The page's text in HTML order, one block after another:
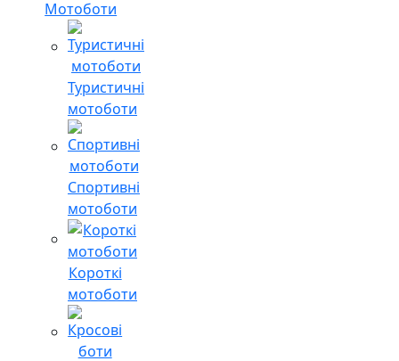
Мотоботи
Туристичні
мотоботи
Спортивні
мотоботи
Короткі
мотоботи